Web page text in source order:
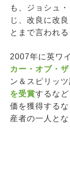
も、ジョシュ
じ、改良に改
とまで言われ
2007年に英ワ
カー・オブ・
ン＆スピリッ
を受賞するな
価を獲得する
産者の一人とな